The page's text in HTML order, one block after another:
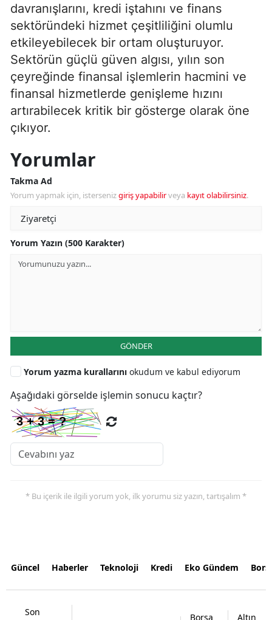
davranışlarını, kredi iştahını ve finans
sektöründeki hizmet çeşitliliğini olumlu
etkileyebilecek bir ortam oluşturuyor.
Sektörün güçlü güven algısı, yılın son
çeyreğinde finansal işlemlerin hacmini ve
finansal hizmetlerde genişleme hızını
artırabilecek kritik bir gösterge olarak öne
çıkıyor.
Yorumlar
Takma Ad
Yorum yapmak için, istersenizgiriş yapabilirveya kayıt olabilirsiniz.
Yorum Yazın (500 Karakter)
GÖNDER
Yorum yazma kurallarını okudum ve kabul ediyorum
Aşağıdaki görselde işlemin sonucu kaçtır?
* Bu içerik ile ilgili yorum yok, ilk yorumu siz yazın, tartışalım *
Güncel Haberler Teknoloji Kredi Eko Gündem
Son
Borsa Altın